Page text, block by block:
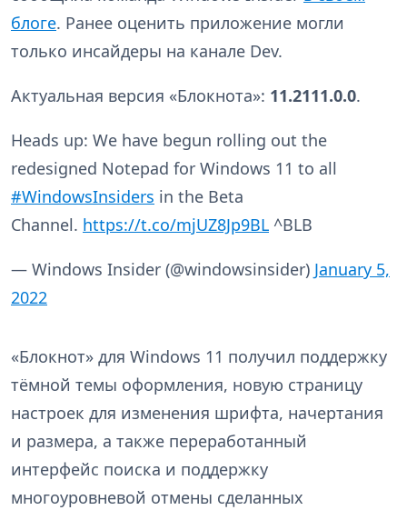
блоге. Ранее оценить приложение могли
только инсайдеры на канале Dev.
Актуальная версия «Блокнота»: 11.2111.0.0.
Heads up: We have begun rolling out the
redesigned Notepad for Windows 11 to all
#WindowsInsiders in the Beta
Channel. https://t.co/mjUZ8Jp9BL ^BLB
— Windows Insider (@windowsinsider) January 5,
2022
«Блокнот» для Windows 11 получил поддержку
тёмной темы оформления, новую страницу
настроек для изменения шрифта, начертания
и размера, а также переработанный
интерфейс поиска и поддержку
многоуровневой отмены сделанных